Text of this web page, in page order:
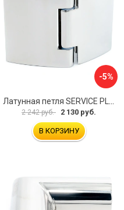
-5%
Латунная петля SERVICE PLUS CL-905-PC
2 242 руб. 2 130 руб.
В КОРЗИНУ